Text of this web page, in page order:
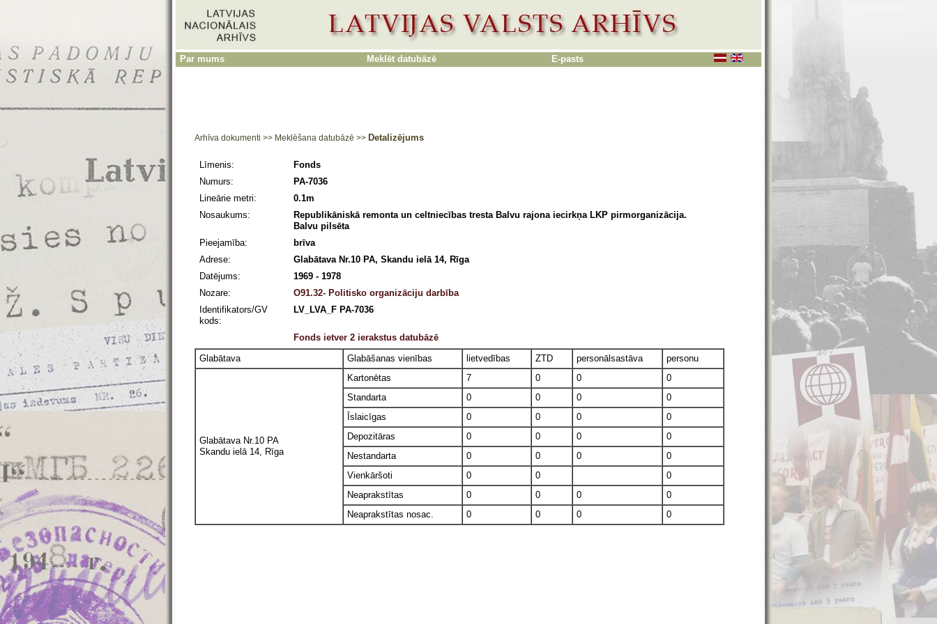
Par mums Meklēt datubāzē E-pasts
Arhīva dokumenti >> Meklēšana datubāzē >> Detalizējums
Līmenis:
Fonds
Numurs:
PA-7036
Lineārie metri:
0.1m
Nosaukums:
Republikāniskā remonta un celtniecības tresta Balvu rajona iecirkņa LKP pirmorganizācija.
Balvu pilsēta
Pieejamība:
brīva
Adrese:
Glabātava Nr.10 PA, Skandu ielā 14, Rīga
Datējums:
1969 - 1978
Nozare:
O91.32- Politisko organizāciju darbība
Identifikators/GV
kods:
LV_LVA_F PA-7036
Fonds ietver 2 ierakstus datubāzē
Glabātava
Glabāšanas vienības lietvedības ZTD personālsastāva personu
Glabātava Nr.10 PA
Skandu ielā 14, Rīga
Kartonētas 7 0 0
0
Standarta
0 0 0
0
Īslaicīgas
0 0 0
0
Depozitāras
0 0 0
0
Nestandarta
0 0 0
0
Vienkāršoti
0 0
0
Neaprakstītas
0 0 0
0
Neaprakstītas nosac.
0 0 0 0